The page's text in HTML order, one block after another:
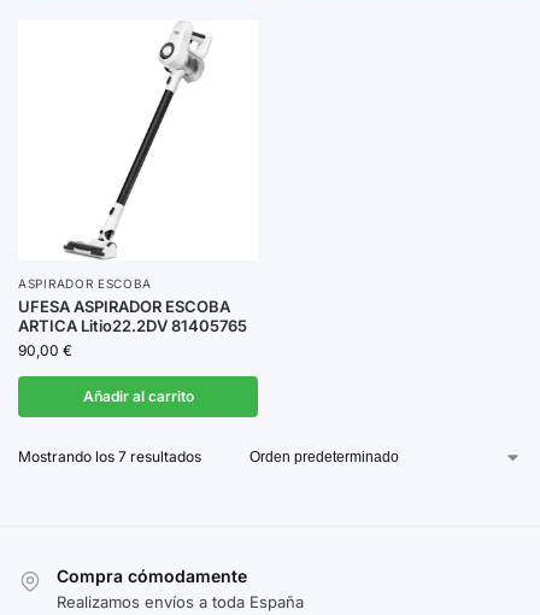
ASPIRADOR ESCOBA
UFESA ASPIRADOR ESCOBA
ARTICA Litio22.2DV 81405765
90,00 €
Añadir al carrito
Mostrando los 7 resultados
Compra cómodamente
Realizamos envíos a toda España